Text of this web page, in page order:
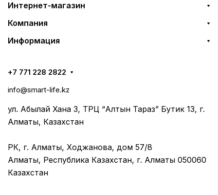
Интернет-магазин
Компания
Информация
+7 771 228 2822
info@smart-life.kz
ул. Абылай Хана 3, ТРЦ “Алтын Тараз” Бутик 13, г.
Алматы, Казахстан
РК, г. Алматы, Ходжанова, дом 57/8
Алматы, Республика Казахстан, г. Алматы 050060
Казахстан